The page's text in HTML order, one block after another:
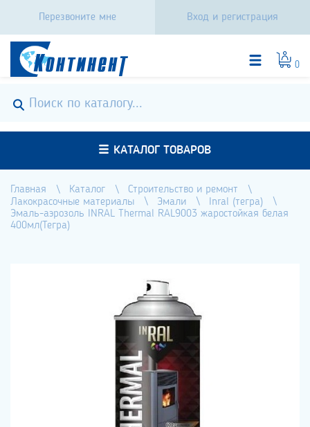
Перезвоните мне Вход и регистрация
0
КАТАЛОГ ТОВАРОВ
Главная Каталог
Строительство и ремонт
Лакокрасочные материалы
Эмали
Inral (тегра)
Эмаль-аэрозоль INRAL Thermal RAL9003 жаростойкая белая
400мл(Тегра)